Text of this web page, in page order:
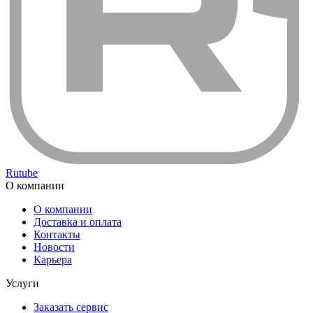
Rutube
О компании
О компании
Доставка и оплата
Контакты
Новости
Карьера
Услуги
Заказать сервис